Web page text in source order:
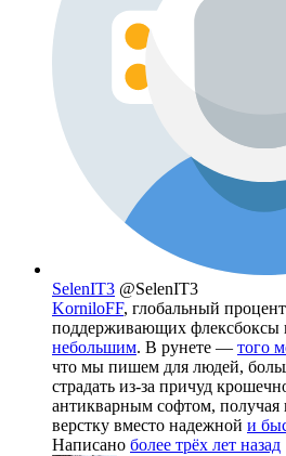
SelenIT3 @SelenIT3
KorniloFF, глобальный
поддерживающих
небольшим. В рунете — того
что мы пишем для людей,
страдать из-за причуд
антикварным софтом,
верстку вместо надежной и
Написано более трёх лет назад